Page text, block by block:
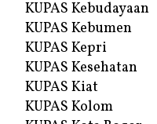
KUPAS Kebudayaan
KUPAS Kebumen
KUPAS Kepri
KUPAS Kesehatan
KUPAS Kiat
KUPAS Kolom